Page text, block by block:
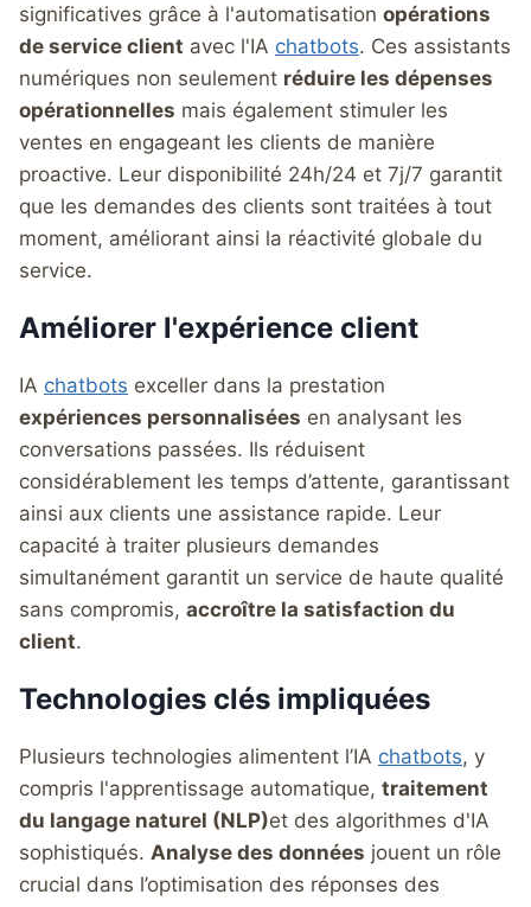
significatives grâce à l'automatisation opérations
de service client avec l'IA chatbots. Ces assistants
numériques non seulement réduire les dépenses
opérationnelles mais également stimuler les
ventes en engageant les clients de manière
proactive. Leur disponibilité 24h/24 et 7j/7 garantit
que les demandes des clients sont traitées à tout
moment, améliorant ainsi la réactivité globale du
service.
Améliorer l'expérience client
IA chatbots exceller dans la prestation
expériences personnalisées en analysant les
conversations passées. Ils réduisent
considérablement les temps d’attente, garantissant
ainsi aux clients une assistance rapide. Leur
capacité à traiter plusieurs demandes
simultanément garantit un service de haute qualité
sans compromis, accroître la satisfaction du
client.
Technologies clés impliquées
Plusieurs technologies alimentent l’IA chatbots, y
compris l'apprentissage automatique, traitement
du langage naturel (NLP)et des algorithmes d'IA
sophistiqués. Analyse des données jouent un rôle
crucial dans l’optimisation des réponses des